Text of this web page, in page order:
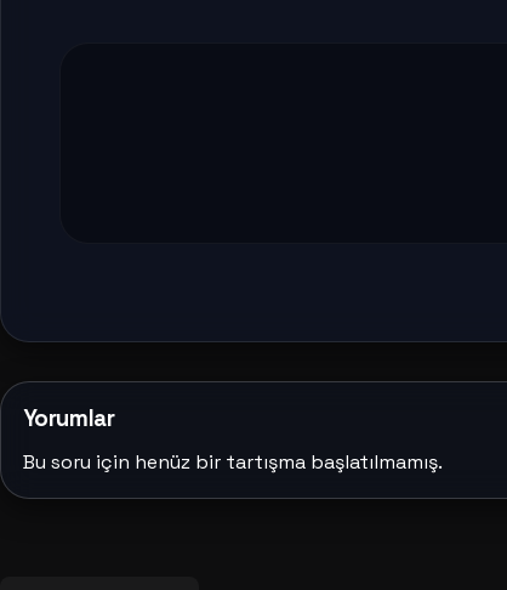
Yorumlar
Bu soru için henüz bir tartışma başlatılmamış.